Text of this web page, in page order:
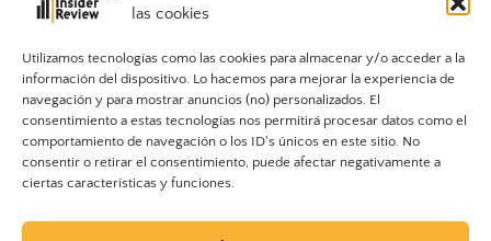
las cookies
Utilizamos tecnologías como las cookies para almacenar y/o acceder a la
información del dispositivo. Lo hacemos para mejorar la experiencia de
navegación y para mostrar anuncios (no) personalizados. El
consentimiento a estas tecnologías nos permitirá procesar datos como el
comportamiento de navegación o los ID's únicos en este sitio. No
consentir o retirar el consentimiento, puede afectar negativamente a
ciertas características y funciones.